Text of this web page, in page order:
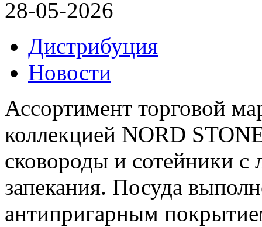
28-05-2026
Дистрибуция
Новости
Ассортимент торговой
коллекцией NORD
сковороды и сотейники
запекания. Посуда
антипригарным